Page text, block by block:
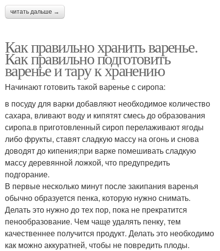
читать дальше →
Как правильно хранить варенье.
Как правильно подготовить
варенье и тару к хранению
Начинают готовить такой варенье с сиропа:
в посуду для варки добавляют необходимое количество
сахара, вливают воду и кипятят смесь до образования
сиропа.в приготовленный сироп перелаживают ягоды
либо фрукты, ставят сладкую массу на огонь и снова
доводят до кипения;при варке помешивать сладкую
массу деревянной ложкой, что предупредить
подгорание.
В первые несколько минут после закипания варенья
обычно образуется пенка, которую нужно снимать.
Делать это нужно до тех пор, пока не прекратится
пенообразование. Чем чаще удалять пенку, тем
качественнее получится продукт. Делать это необходимо
как можно аккуратней, чтобы не повредить плоды.